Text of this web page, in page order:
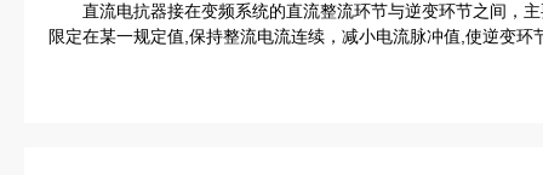
直流电抗器接在变频系统的直流整流环节与逆变环节之间，主
限定在某一规定值,保持整流电流连续，减小电流脉冲值,使逆变